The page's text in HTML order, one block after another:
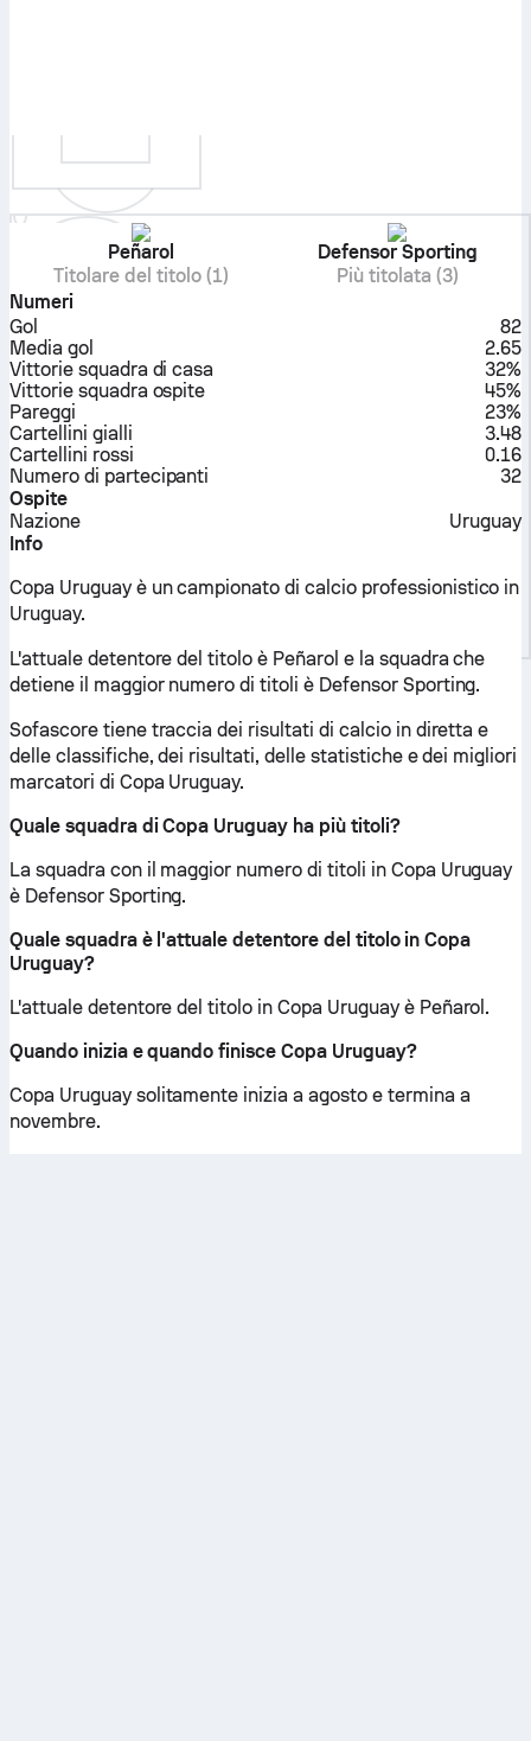
Peñarol
Titolare del titolo (1)
Defensor Sporting
Più titolata (3)
Numeri
Gol
82
Media gol
2.65
Vittorie squadra di casa
32%
Vittorie squadra ospite
45%
Pareggi
23%
Cartellini gialli
3.48
Cartellini rossi
0.16
Numero di partecipanti
32
Ospite
Nazione
Uruguay
Info
Copa Uruguay è un campionato di calcio professionistico in
Uruguay.
L'attuale detentore del titolo è Peñarol e la squadra che
detiene il maggior numero di titoli è Defensor Sporting.
Sofascore tiene traccia dei risultati di calcio in diretta e
delle classifiche, dei risultati, delle statistiche e dei migliori
marcatori di Copa Uruguay.
Quale squadra di Copa Uruguay ha più titoli?
La squadra con il maggior numero di titoli in Copa Uruguay
è Defensor Sporting.
Quale squadra è l'attuale detentore del titolo in Copa
Uruguay?
L'attuale detentore del titolo in Copa Uruguay è Peñarol.
Quando inizia e quando finisce Copa Uruguay?
Copa Uruguay solitamente inizia a agosto e termina a
novembre.